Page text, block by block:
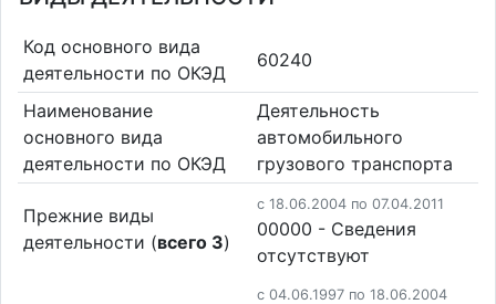
Код основного вида
деятельности по ОКЭД
60240
Наименование
основного вида
деятельности по ОКЭД
Деятельность
автомобильного
грузового транспорта
Прежние виды
деятельности (всего 3)
c 18.06.2004 по 07.04.2011
00000 - Cведения
отсутствуют
c 04.06.1997 по 18.06.2004